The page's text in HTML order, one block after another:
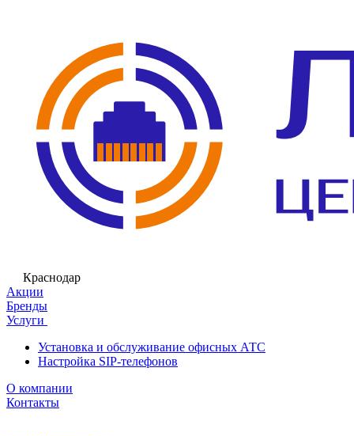
Краснодар
Акции
Бренды
Услуги
Установка и обслуживание офисных АТС
Настройка SIP-телефонов
О компании
Контакты